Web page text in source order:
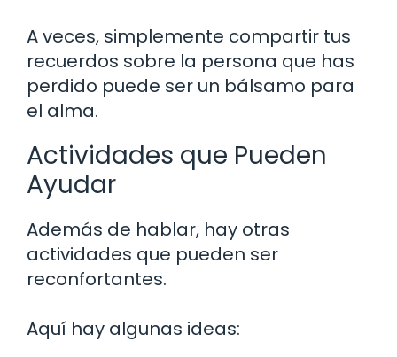
A veces, simplemente compartir tus
recuerdos sobre la persona que has
perdido puede ser un bálsamo para
el alma.
Actividades que Pueden
Ayudar
Además de hablar, hay otras
actividades que pueden ser
reconfortantes.
Aquí hay algunas ideas: